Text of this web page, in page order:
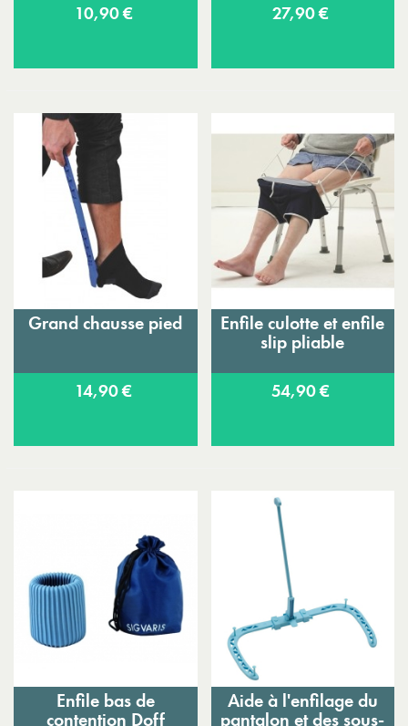
10,90 € 27,90 €
Grand chausse pied
14,90 €
Enfile culotte et enfile
slip pliable
54,90 €
Enfile bas de
contention Doff
Aide à l'enfilage du
pantalon et des sous-